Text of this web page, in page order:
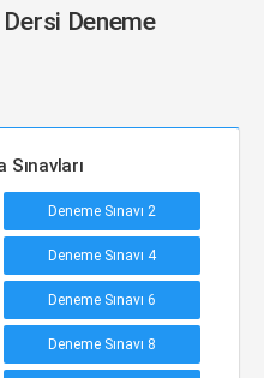
Deneme
Sınavları
Deneme Sınavı 2
Deneme Sınavı 4
Deneme Sınavı 6
Deneme Sınavı 8